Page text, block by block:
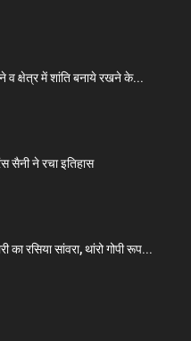
व क्षेत्र में शांति बनाये रखने के...
सैनी ने रचा इतिहास
का रसिया सांवरा, थांरो गोपी रूप...